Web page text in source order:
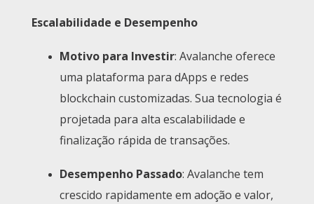
Escalabilidade e Desempenho
Motivo para Investir: Avalanche oferece
uma plataforma para dApps e redes
blockchain customizadas. Sua tecnologia é
projetada para alta escalabilidade e
finalização rápida de transações.
Desempenho Passado: Avalanche tem
crescido rapidamente em adoção e valor,